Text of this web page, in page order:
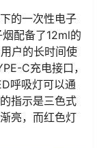
的一次性电子
配备了12ml的
户的长时间使
C充电接口，
呼吸灯可以通
指示是三色式
亮，而红色灯